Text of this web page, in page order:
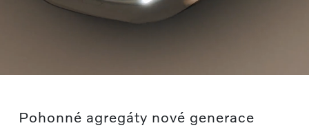
Pohonné agregáty nové generace